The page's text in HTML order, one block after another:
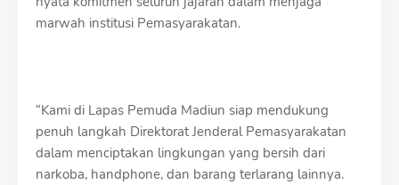
marwah institusi Pemasyarakatan.
“Kami di Lapas Pemuda Madiun siap mendukung
penuh langkah Direktorat Jenderal Pemasyarakatan
dalam menciptakan lingkungan yang bersih dari
narkoba, handphone, dan barang terlarang lainnya.